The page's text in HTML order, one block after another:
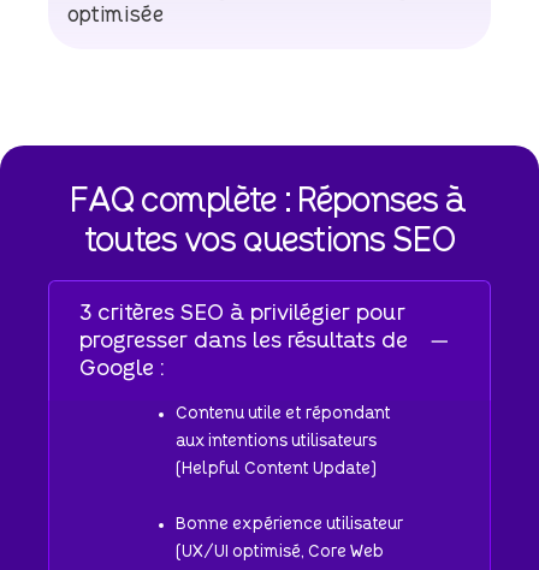
optimisée
FAQ complète : Réponses à
toutes vos questions SEO
3 critères SEO à privilégier pour
progresser dans les résultats de
Google :
Contenu utile et répondant
aux intentions utilisateurs
(Helpful Content Update)
Bonne expérience utilisateur
(UX/UI optimisé, Core Web